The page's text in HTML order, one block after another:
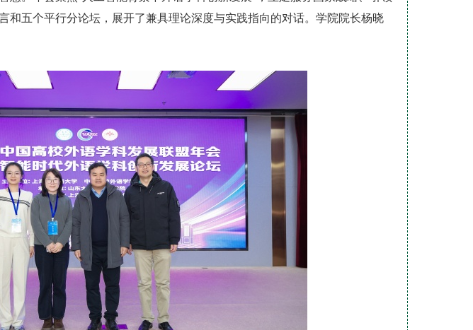
和五个平行分论坛，展开了兼具理论深度与实践指向的对话。学院院长杨晓